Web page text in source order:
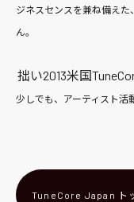
ジネスセンスを兼ね備え
ん。
拙い2013米国
少しでも、アーティスト活
TuneCore Japan ト